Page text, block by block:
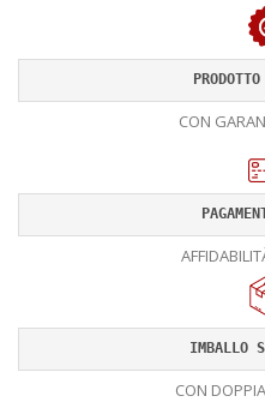
CON
IMBALLO
CON